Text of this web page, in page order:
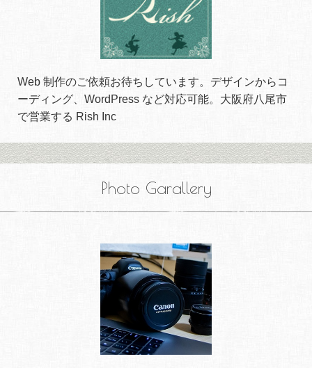
Web 制作のご依頼お待ちしています。デザインからコ
ーディング、WordPress など対応可能。大阪府八尾市
で営業する Rish Inc
Photo Garallery